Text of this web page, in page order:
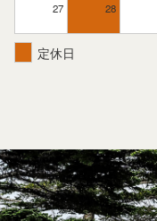
27 28
定休日